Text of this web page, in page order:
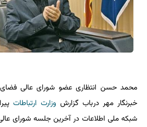
محمد حسن انتظاری عضو شورای عالی فضای
خبرنگار مهر درباب گزارش وزارت ارتباطات
شبکه ملی اطلاعات در آخرین جلسه شورای